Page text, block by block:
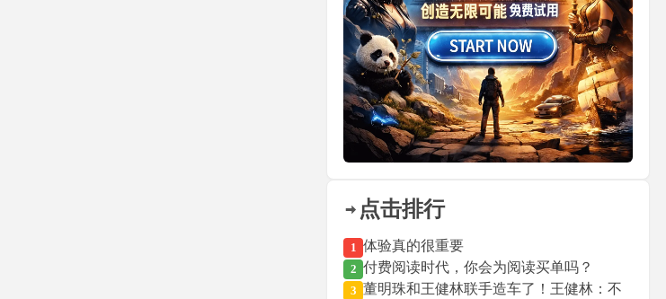
点击排行
1 体验真的很重要
2 付费阅读时代，你会为阅读买单吗？
3 董明珠和王健林联手造车了！王健林：不